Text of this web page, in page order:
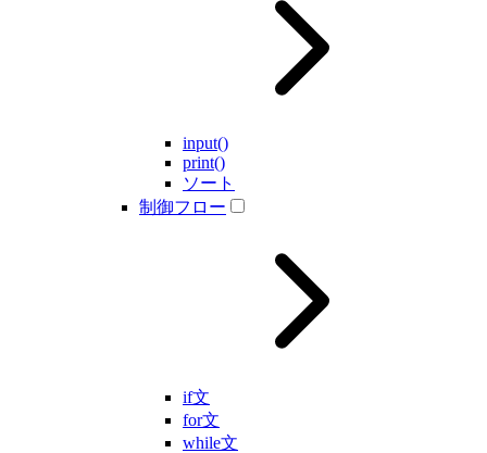
input()
print()
ソート
制御フロー
if文
for文
while文